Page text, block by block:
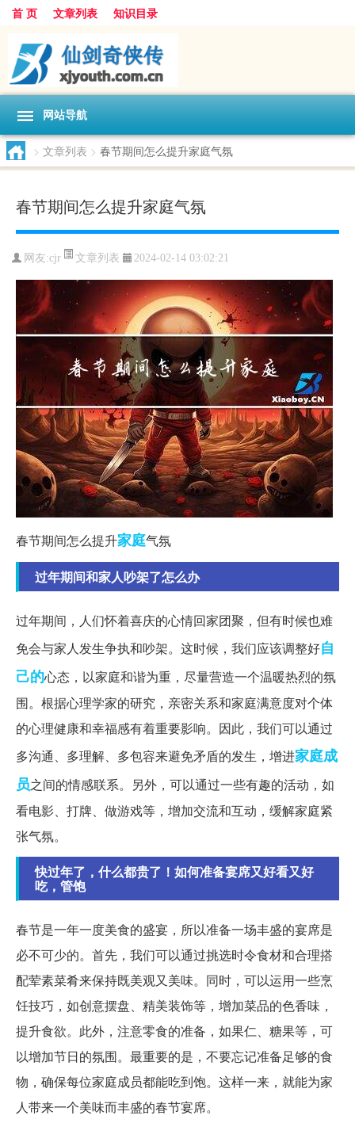
首 页 文章列表 知识目录
网站导航
> 文章列表 > 春节期间怎么提升家庭气氛
春节期间怎么提升家庭气氛
网友:cjr 文章列表 2024-02-14 03:02:21
春节期间怎么提升家庭气氛
过年期间和家人吵架了怎么办
过年期间，人们怀着喜庆的心情回家团聚，但有时候也难
免会与家人发生争执和吵架。这时候，我们应该调整好自
己的心态，以家庭和谐为重，尽量营造一个温暖热烈的氛
围。根据心理学家的研究，亲密关系和家庭满意度对个体
的心理健康和幸福感有着重要影响。因此，我们可以通过
多沟通、多理解、多包容来避免矛盾的发生，增进家庭成
员之间的情感联系。另外，可以通过一些有趣的活动，如
看电影、打牌、做游戏等，增加交流和互动，缓解家庭紧
张气氛。
快过年了，什么都贵了！如何准备宴席又好看又好
吃，管饱
春节是一年一度美食的盛宴，所以准备一场丰盛的宴席是
必不可少的。首先，我们可以通过挑选时令食材和合理搭
配荤素菜肴来保持既美观又美味。同时，可以运用一些烹
饪技巧，如创意摆盘、精美装饰等，增加菜品的色香味，
提升食欲。此外，注意零食的准备，如果仁、糖果等，可
以增加节日的氛围。最重要的是，不要忘记准备足够的食
物，确保每位家庭成员都能吃到饱。这样一来，就能为家
人带来一个美味而丰盛的春节宴席。